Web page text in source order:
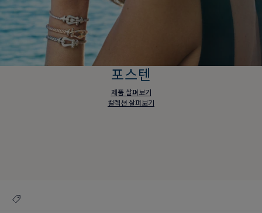
포스텐
제품 살펴보기
컬렉션 살펴보기